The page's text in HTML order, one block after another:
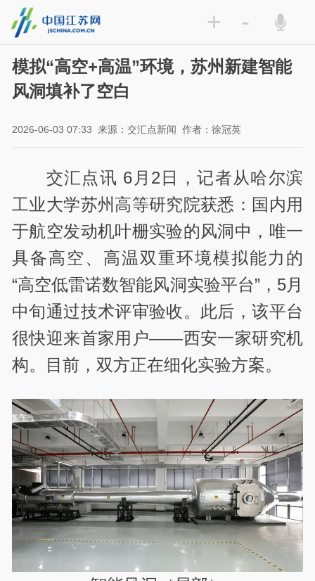
+ -
模拟“高空+高温”环境，苏州新建智能
风洞填补了空白
2026-06-03 07:33 来源：交汇点新闻 作者：徐冠英
交汇点讯 6月2日，记者从哈尔滨
工业大学苏州高等研究院获悉：国内用
于航空发动机叶栅实验的风洞中，唯一
具备高空、高温双重环境模拟能力的
“高空低雷诺数智能风洞实验平台”，5月
中旬通过技术评审验收。此后，该平台
很快迎来首家用户——西安一家研究机
构。目前，双方正在细化实验方案。